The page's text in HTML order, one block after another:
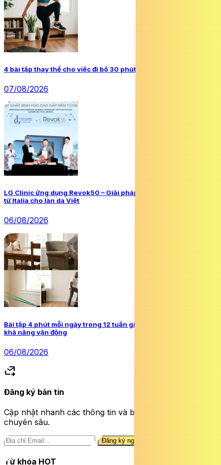
4 bài tập thay thế cho việc đi bộ 30 phút mỗi ngày
07/08/2026
LG Clinic ứng dụng Revok50 – Giải pháp trẻ hoá và phục hồi da
từ Italia cho làn da Việt
06/08/2026
Bài tập 4 phút mỗi ngày trong 12 tuần giúp người cao tuổi tăng
khả năng vận động
06/08/2026
forward_to_inbox
Đăng ký bản tin
Cập nhật nhanh các thông tin và bài viết sức khỏe
chuyên sâu.
Đăng ký ngay
Từ khóa HOT